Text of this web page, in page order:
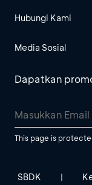
Hubungi Kami
Media Sosial
Dapatkan
This page is
SBDK |